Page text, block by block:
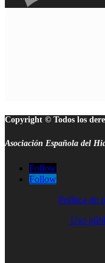
Copyright © Todos los
Asociación Española del
Follow
Follow
Política de
Uso